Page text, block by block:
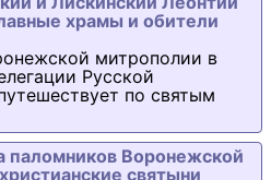
храмы и обители
митрополии в
Русской
по святым
паломников Воронежской
святыни